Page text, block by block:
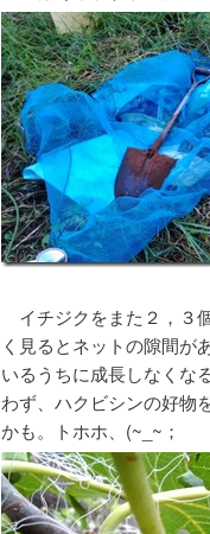
イチジクをまた２，３
く見るとネットの隙間が
いるうちに成長しなくな
わず、ハクビシンの好物
かも。トホホ、(~_~；